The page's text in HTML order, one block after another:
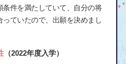
条件を満たしていて、自分の将
ていたので、出願を決めまし
（2022年度入学）